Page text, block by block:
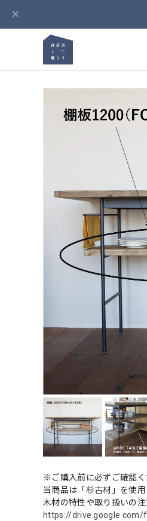
※ご購入前に必ずご確認
当商品は「杉古材」を使用
木材の特性や取り扱いの
https://drive.google.com/